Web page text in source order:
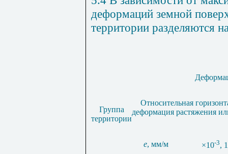
деформаций земной
территории разделяются
Группа
территории
Относительная
деформация растяжения
e, мм/м ×10-3,